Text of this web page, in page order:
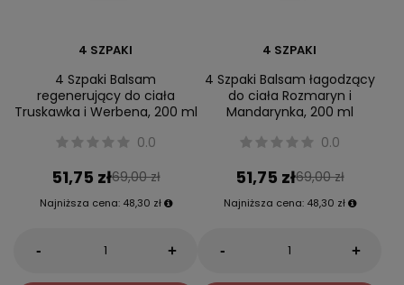
4 SZPAKI
4 Szpaki Balsam
regenerujący do ciała
Truskawka i Werbena, 200 ml
0.0
51,75 zł69,00 zł
Najniższa cena: 48,30 zł
- +
4 SZPAKI
4 Szpaki Balsam łagodzący
do ciała Rozmaryn i
Mandarynka, 200 ml
0.0
51,75 zł69,00 zł
Najniższa cena: 48,30 zł
- +